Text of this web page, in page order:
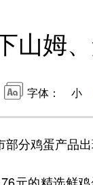
山姆
字体： 小
分鸡蛋产品出
元的精选鲜